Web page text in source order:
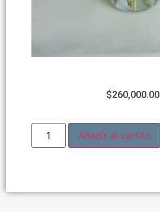
$260,000.00
Añadir al carrito